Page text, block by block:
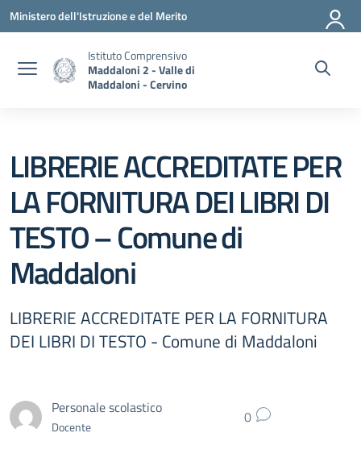
Vai ai contenuti
Vai al menu di navigazione
Vai al footer
Ministero dell'Istruzione e del Merito
Istituto Comprensivo
Maddaloni 2 - Valle di
Maddaloni - Cervino
LIBRERIE ACCREDITATE PER
LA FORNITURA DEI LIBRI DI
TESTO – Comune di
Maddaloni
LIBRERIE ACCREDITATE PER LA FORNITURA
DEI LIBRI DI TESTO - Comune di Maddaloni
Personale scolastico
Docente 0